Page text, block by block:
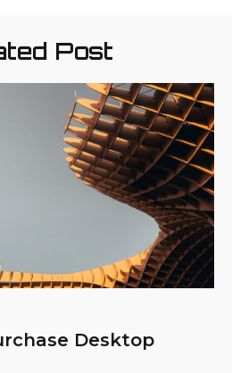
Post
Desktop